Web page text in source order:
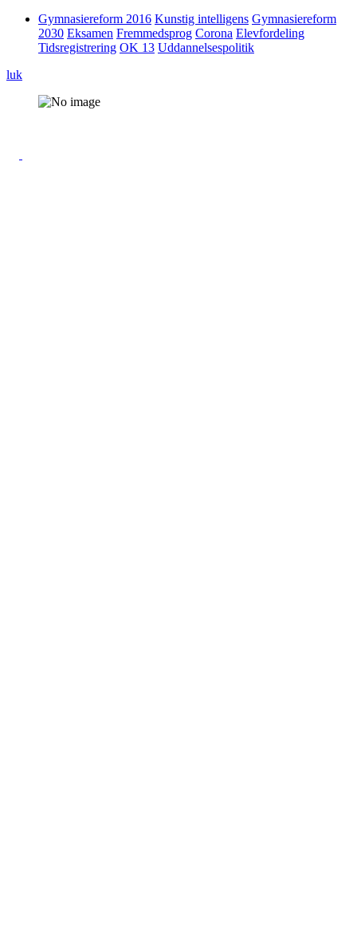
Gymnasiereform 2016 Kunstig intelligens Gymnasiereform
2030 Eksamen Fremmedsprog Corona Elevfordeling
Tidsregistrering OK 13 Uddannelsespolitik
luk